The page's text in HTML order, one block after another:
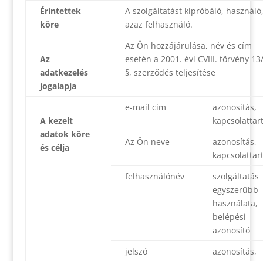
Érintettek
köre
A szolgáltatást kipróbáló, használó,
azaz felhasználó.
Az
adatkezelés
jogalapja
Az Ön hozzájárulása, név és cím
esetén a 2001. évi CVIII. törvény
§, szerződés teljesítése
A kezelt
adatok köre
és célja
e-mail cím
azonosítás,
Az Ön neve
azonosítás,
felhasználónév
szolgáltatás
egyszerűbb
használata,
belépési
azonosító
jelszó
azonosítás,